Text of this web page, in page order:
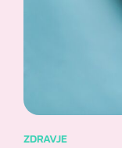
ZDRAVJE